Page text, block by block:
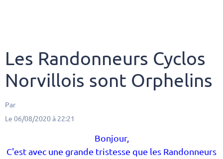
Les Randonneurs Cyclos
Norvillois sont Orphelins
Par
Le 06/08/2020à 22:21
Bonjour,
C'est avec une grande tristesse que les Randonneurs